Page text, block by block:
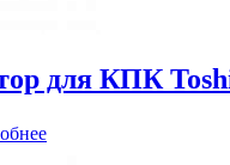
для КПК